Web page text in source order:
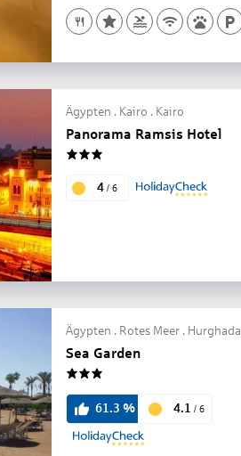
Ägypten . Kairo . Kairo
Panorama Ramsis Hotel
4 / 6
Ägypten . Rotes Meer . Hurghada
Sea Garden
61.3 % 4.1 / 6